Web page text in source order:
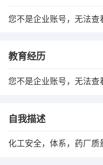
您不是企业账号，无法查
教育经历
您不是企业账号，无法查
自我描述
化工安全，体系，药厂质